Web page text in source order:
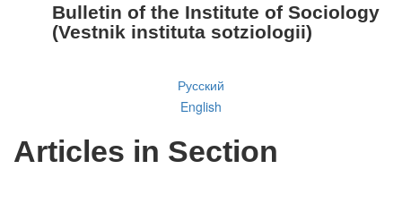
Bulletin of the Institute of Sociology
(Vestnik instituta sotziologii)
Русский
English
Articles in Section